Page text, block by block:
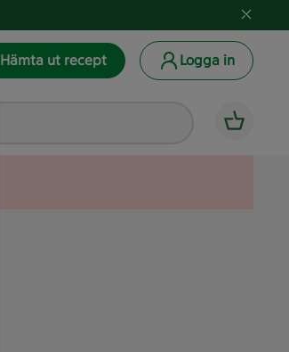
Hämta ut recept Logga in